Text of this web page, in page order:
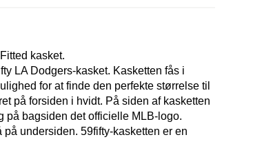
kasket.
LA Dodgers-kasket. Kasketten fås i
for at finde den perfekte størrelse til
på forsiden i hvidt. På siden af kasketten
på bagsiden det officielle MLB-logo.
undersiden. 59fifty-kasketten er en